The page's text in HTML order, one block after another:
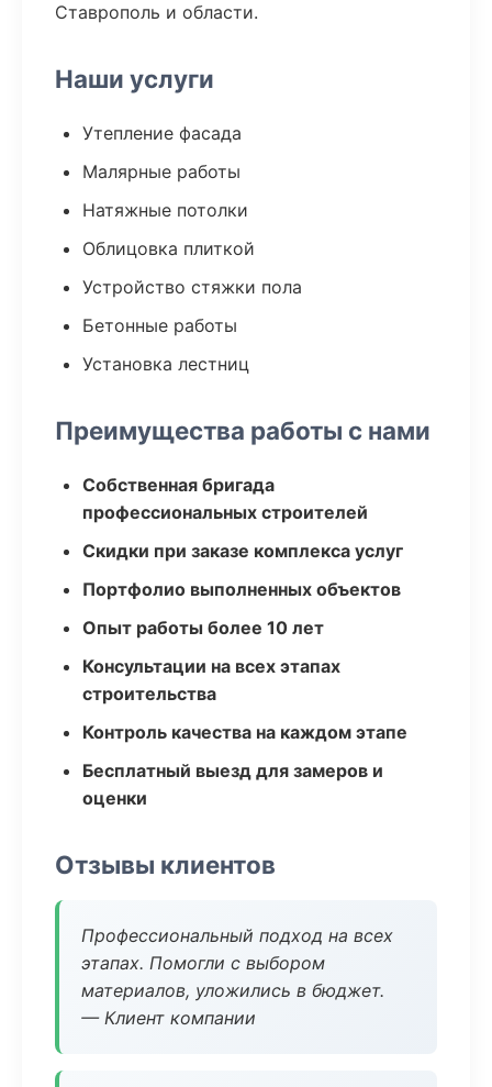
Ставрополь и области.
Наши услуги
Утепление фасада
Малярные работы
Натяжные потолки
Облицовка плиткой
Устройство стяжки пола
Бетонные работы
Установка лестниц
Преимущества работы с нами
Собственная бригада
профессиональных строителей
Скидки при заказе комплекса услуг
Портфолио выполненных объектов
Опыт работы более 10 лет
Консультации на всех этапах
строительства
Контроль качества на каждом этапе
Бесплатный выезд для замеров и
оценки
Отзывы клиентов
Профессиональный подход на всех
этапах. Помогли с выбором
материалов, уложились в бюджет.
— Клиент компании